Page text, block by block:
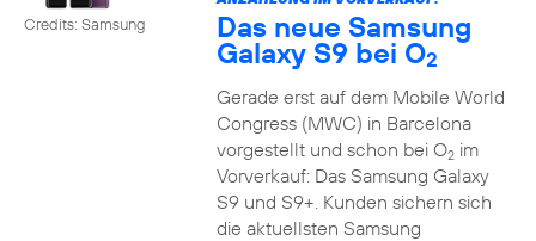
Credits: Samsung Das neue Samsung
Galaxy S9 bei O2
Gerade erst auf dem Mobile World
Congress (MWC) in Barcelona
vorgestellt und schon bei O2im
Vorverkauf: Das Samsung Galaxy
S9 und S9+. Kunden sichern sich
die aktuellsten Samsung